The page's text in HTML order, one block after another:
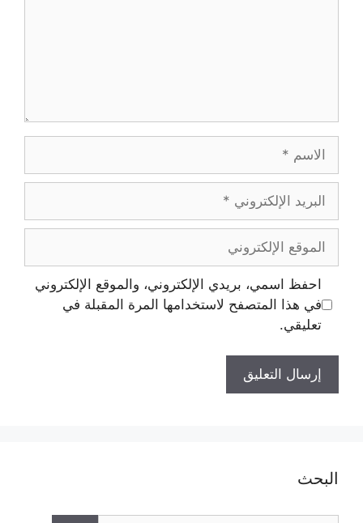
احفظ اسمي، بريدي الإلكتروني، والموقع الإلكتروني
في هذا المتصفح لاستخدامها المرة المقبلة في
تعليقي.
البحث